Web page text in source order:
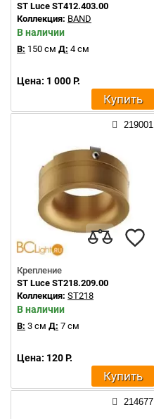
ST Luce ST412.403.00
Коллекция: BAND
В наличии
В: 150 см Д: 4 см
Цена: 1 000 Р.
Купить
219001
Крепление
ST Luce ST218.209.00
Коллекция: ST218
В наличии
В: 3 см Д: 7 см
Цена: 120 Р.
Купить
214677